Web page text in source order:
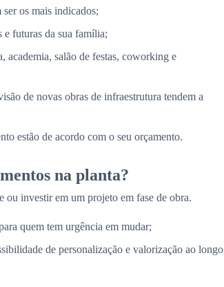
ser os mais indicados;
e futuras da sua família;
academia, salão de festas, coworking e
de novas obras de infraestrutura tendem a
estão de acordo com o seu orçamento.
na planta?
ou investir em um projeto em fase de obra.
quem tem urgência em mudar;
de personalização e valorização ao longo